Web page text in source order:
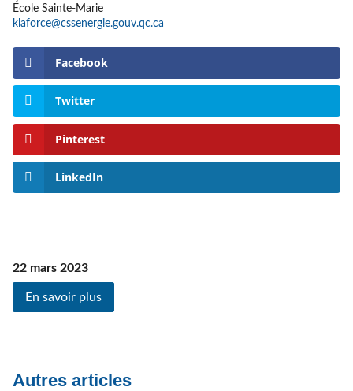
École Sainte-Marie
klaforce@cssenergie.gouv.qc.ca
Facebook
Twitter
Pinterest
LinkedIn
22 mars 2023
En savoir plus
Autres articles